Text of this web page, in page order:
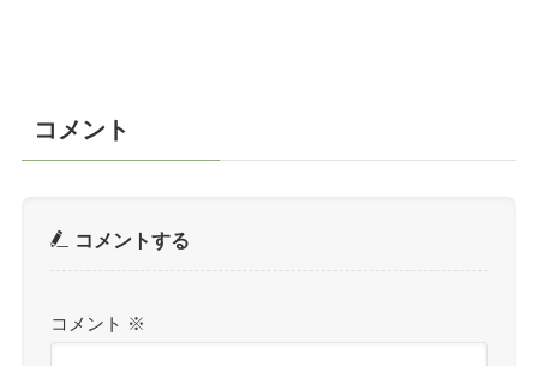
コメント
コメントする
コメント ※